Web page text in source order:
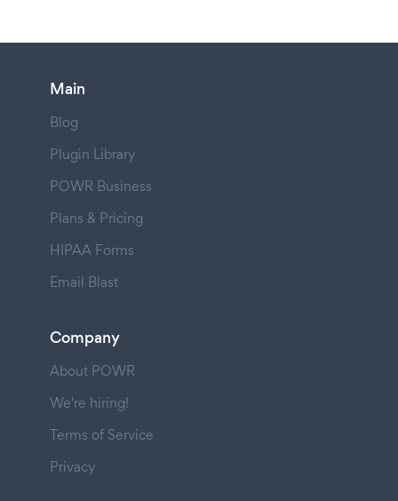
Main
Blog
Plugin Library
POWR Business
Plans & Pricing
HIPAA Forms
Email Blast
Company
About POWR
We're hiring!
Terms of Service
Privacy